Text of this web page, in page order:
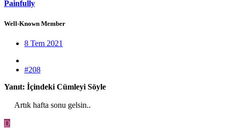
Painfully
Well-Known Member
8 Tem 2021
#208
Yanıt: İçindeki Cümleyi Söyle
Artık hafta sonu gelsin..​
D